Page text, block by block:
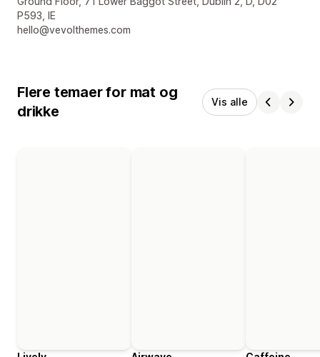
P593, IE
hello@vevolthemes.com
Flere temaer for mat og
drikke
Vis alle